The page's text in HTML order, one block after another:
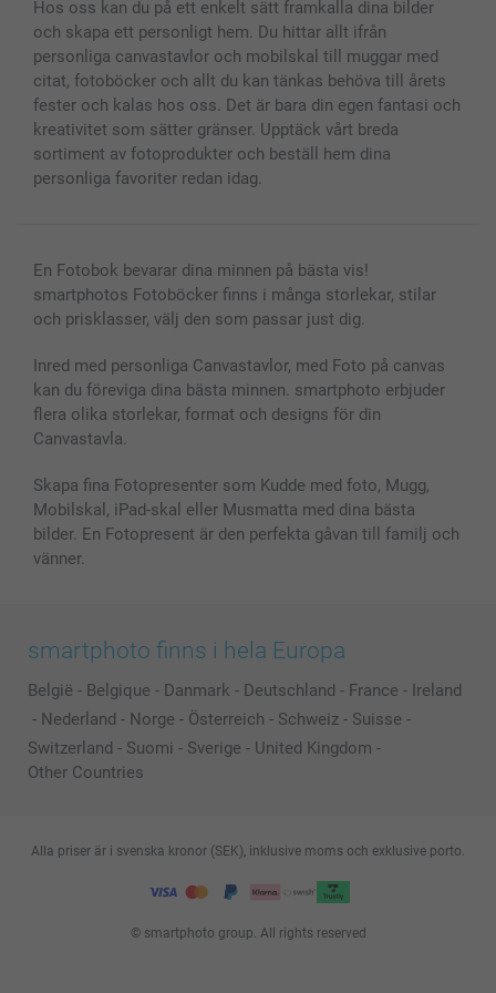
MyNameBook
Fotoalmanackor & Fotoagenda
Fotoramar & Tillbehör
Presentkort
Alla fotoprodukter
Villkor och garantier
Investor Relations
Priser & betalning
Status på beställningar
Hos oss kan du på ett enkelt sätt framkalla dina bilder
och skapa ett personligt hem. Du hittar allt ifrån
personliga canvastavlor och mobilskal till muggar med
citat, fotoböcker och allt du kan tänkas behöva till årets
fester och kalas hos oss. Det är bara din egen fantasi och
kreativitet som sätter gränser. Upptäck vårt breda
sortiment av fotoprodukter och beställ hem dina
personliga favoriter redan idag.
En Fotobok bevarar dina minnen på bästa vis!
smartphotos Fotoböcker finns i många storlekar, stilar
och prisklasser, välj den som passar just dig.
Inred med personliga Canvastavlor, med Foto på canvas
kan du föreviga dina bästa minnen. smartphoto erbjuder
flera olika storlekar, format och designs för din
Canvastavla.
Skapa fina Fotopresenter som Kudde med foto, Mugg,
Mobilskal, iPad-skal eller Musmatta med dina bästa
bilder. En Fotopresent är den perfekta gåvan till familj och
vänner.
smartphoto finns i hela Europa
België - Belgique - Danmark - Deutschland - France - Ireland
- Nederland - Norge - Österreich - Schweiz - Suisse -
Switzerland - Suomi - Sverige - United Kingdom -
Other Countries
© smartphoto group. All rights reserved
Alla priser är i svenska kronor (SEK), inklusive moms och exklusive porto.